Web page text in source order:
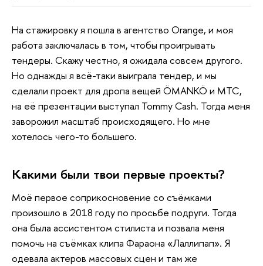
На стажировку я пошла в агентство Orange, и моя
работа заключалась в том, чтобы проигрывать
тендеры. Скажу честно, я ожидала совсем другого.
Но однажды я всё-таки выиграла тендер, и мы
сделали проект для дропа вещей ÖMANKÖ и МТС,
на её презентации выступал Tommy Cash. Тогда меня
заворожил масштаб происходящего. Но мне
хотелось чего-то большего.
Какими были твои первые проекты?
Моё первое соприкосновение со съёмками
произошло в 2018 году по просьбе подруги. Тогда
она была ассистентом стилиста и позвала меня
помочь на съёмках клипа Фараона «Лаллипап». Я
одевала актеров массовых сцен и там же